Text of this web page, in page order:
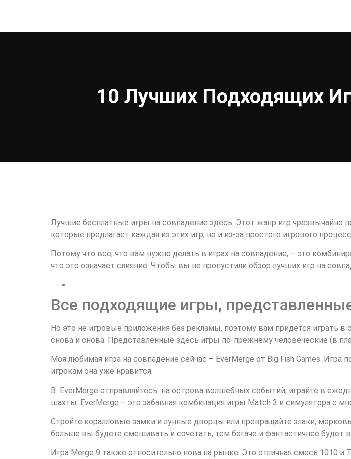
10 Лучших Подходящих
Лучшие бесплатные игры на совпадение здесь. Этот жанр игр чрезвычайно
которые предлагает каждая из этих игр, но и из-за простого игрового
Потому что все, что вам нужно делать в играх на совпадение, – это
что это означает слияние. Чтобы вы не пропустили обзор лучших игр на
Все подходящие игры,
Но это не игровые приложения без рекламы, поэтому вам придется играть в
снова и снова. Представленные здесь игры по-прежнему человеческие (в
Моя любимая игра на совпадение сейчас – EverMerge от Big Fish Games. Игра
игрокам она уже нравится.
В EverMerge отправляйтесь на острова волшебных событий, играйте в
шахты. EverMerge – это забавная комбинация игры Match 3 и симулятора с
Стройте коралловые замки и лунные дворцы или превращайте злаки,
больше вы будете смешивать и сочетать, тем богаче и фантастичнее будет
Игра Merge 9 также относительно нова на рынке. Это отличная смесь 1010